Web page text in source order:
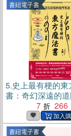
書紐電子書
5.史上最有梗的
書：奇幻深遠的
7 266
書紐電子書